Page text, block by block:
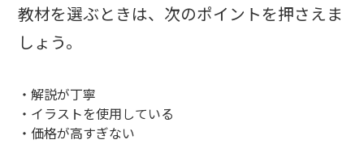
教材を選ぶときは、次のポイントを押さえま
しょう。
・解説が丁寧
・イラストを使用している
・価格が高すぎない